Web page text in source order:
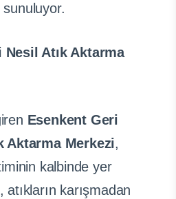
sunuluyor.
Nesil Atık Aktarma
Esenkent Geri
Aktarma Merkezi,
kalbinde yer
karışmadan